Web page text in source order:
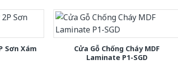
Sơn Xám
Cửa Gỗ Chống Cháy MDF
Laminate P1-SGD